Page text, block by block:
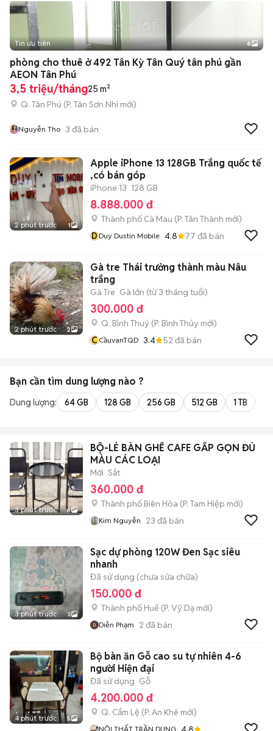
+2
Tin ưu tiên 6
phòng cho thuê ở 492 Tân Kỳ Tân Quý tân phú gần
AEON Tân Phú
3,5 triệu/tháng25 m²
Q. Tân Phú (P. Tân Sơn Nhì mới)
Nguyễn Tho 3 đã bán
2 phút trước 1
Apple iPhone 13 128GB Trắng quốc tế
,có bán góp
iPhone 13 128 GB
8.888.000 đ
Thành phố Cà Mau (P. Tân Thành mới)
DDuy Dustin Mobile 4.8 77 đã bán
2 phút trước 2
Gà tre Thái trưởng thành màu Nâu
trắng
Gà Tre Gà lớn (từ 3 tháng tuổi)
300.000 đ
Q. Bình Thuỷ (P. Bình Thủy mới)
CCầuvanTQD 3.4 52 đã bán
Bạn cần tìm dung lượng nào ?
Dung lượng: 64 GB 128 GB 256 GB 512 GB 1 TB
3 phút trước 6
BỘ-LẺ BÀN GHẾ CAFE GẤP GỌN ĐỦ
MÀU CÁC LOẠI
Mới Sắt
360.000 đ
Thành phố Biên Hòa (P. Tam Hiệp mới)
Kim Nguyễn 23 đã bán
3 phút trước 3
Sạc dự phòng 120W Đen Sạc siêu
nhanh
Đã sử dụng (chưa sửa chữa)
150.000 đ
Thành phố Huế (P. Vỹ Dạ mới)
Diễn Phạm 2 đã bán
4 phút trước 5
Bộ bàn ăn Gỗ cao su tự nhiên 4-6
người Hiện đại
Đã sử dụng Gỗ
4.200.000 đ
Q. Cẩm Lệ (P. An Khê mới)
NỘI THẤT TRẦN DUNG